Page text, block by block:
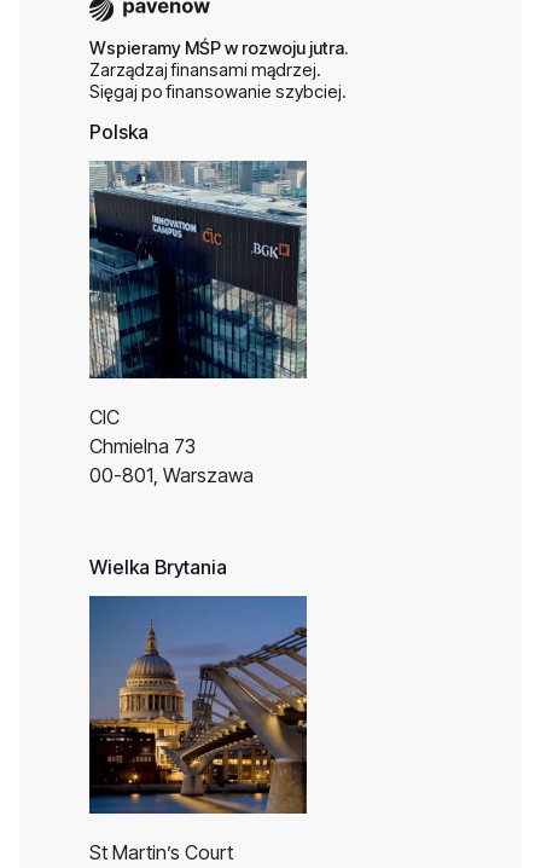
Wspieramy MŚP w rozwoju jutra.
Zarządzaj finansami mądrzej.
Sięgaj po finansowanie szybciej.
Polska
CIC
Chmielna 73
00-801, Warszawa
Wielka Brytania
St Martin’s Court